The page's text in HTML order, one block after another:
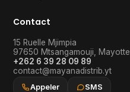
Contact
15 Ruelle Mjimpia
97650 Mtsangamouji
Mayotte
+262 6 39 28 09 89
contact@mayanadistrib.yt
Appeler
SMS